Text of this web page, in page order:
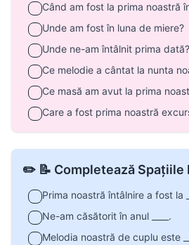
Când am fost la prima noastră
Unde am fost în luna de miere?
Unde ne-am întâlnit prima dată?
Ce melodie a cântat la nunta
Ce masă am avut la prima
Care a fost prima noastră
✏️ 📝 Completează Spațiile
Prima noastră întâlnire a fost la
Ne-am căsătorit în anul ____.
Melodia noastră de cuplu este